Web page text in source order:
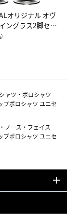
オリジナル オヴ
ングラス2脚セッ
ン）
シャツ・ポロシャツ
プポロシャツ ユニセ
ノース・フェイス
プポロシャツ ユニセ